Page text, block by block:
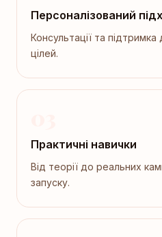
Персоналізований
Консультації та
цілей.
Практичні навички
Від теорії до реальних
запуску.